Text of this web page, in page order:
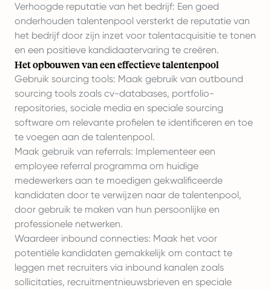
Verhoogde reputatie van het bedrijf: Een goed
onderhouden talentenpool versterkt de reputatie van
het bedrijf door zijn inzet voor talentacquisitie te tonen
en een positieve kandidaatervaring te creëren.
Het opbouwen van een effectieve talentenpool
Gebruik sourcing tools: Maak gebruik van outbound
sourcing tools zoals cv-databases, portfolio-
repositories, sociale media en speciale sourcing
software om relevante profielen te identificeren en toe
te voegen aan de talentenpool.
Maak gebruik van referrals: Implementeer een
employee referral programma om huidige
medewerkers aan te moedigen gekwalificeerde
kandidaten door te verwijzen naar de talentenpool,
door gebruik te maken van hun persoonlijke en
professionele netwerken.
Waardeer inbound connecties: Maak het voor
potentiële kandidaten gemakkelijk om contact te
leggen met recruiters via inbound kanalen zoals
sollicitaties, recruitmentnieuwsbrieven en speciale